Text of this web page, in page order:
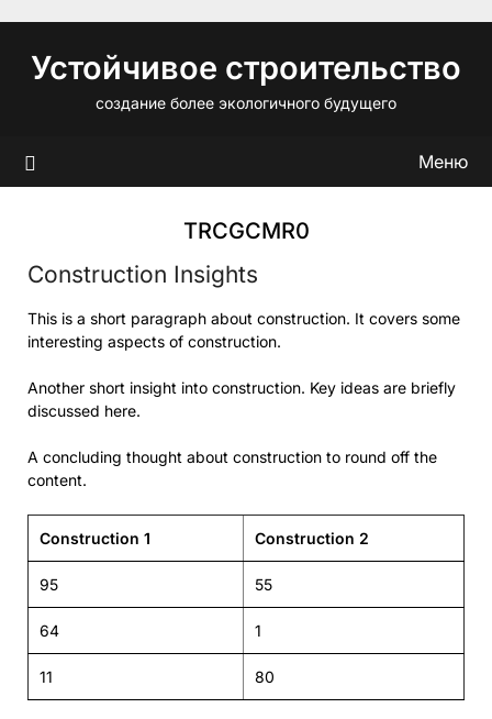
содержимому
Устойчивое строительство
создание более экологичного будущего
Меню
TRCGCMR0
Construction Insights
This is a short paragraph about construction. It covers some
interesting aspects of construction.
Another short insight into construction. Key ideas are briefly
discussed here.
A concluding thought about construction to round off the
content.
Construction 1 Construction 2
95 55
64 1
11 80